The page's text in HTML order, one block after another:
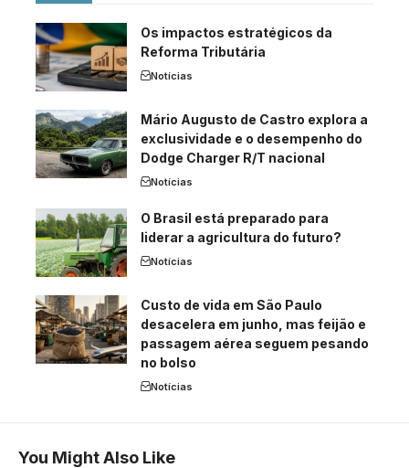
Os impactos estratégicos da
Reforma Tributária
Notícias
Mário Augusto de Castro explora a
exclusividade e o desempenho do
Dodge Charger R/T nacional
Notícias
O Brasil está preparado para
liderar a agricultura do futuro?
Notícias
Custo de vida em São Paulo
desacelera em junho, mas feijão e
passagem aérea seguem pesando
no bolso
Notícias
You Might Also Like